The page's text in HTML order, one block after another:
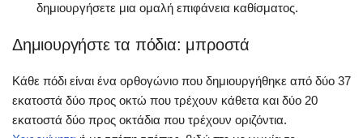
δημιουργήσετε μια ομαλή επιφάνεια καθίσματος.
Δημιουργήστε τα πόδια: μπροστά
Κάθε πόδι είναι ένα ορθογώνιο που δημιουργήθηκε από δύο 37
εκατοστά δύο προς οκτώ που τρέχουν κάθετα και δύο 20
εκατοστά δύο προς οκτάδια που τρέχουν οριζόντια.